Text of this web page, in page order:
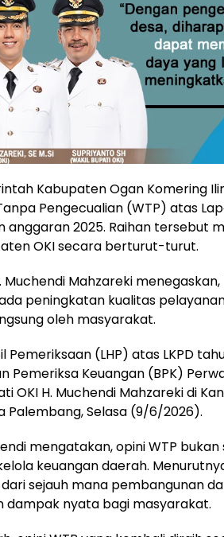
Kabupaten Ogan Komering
Pengecualian (WTP) atas
anggaran 2025. Raihan tersebut
OKI secara berturut-turut.
Muchendi Mahzareki
peningkatan kualitas
oleh masyarakat.
Pemeriksaan (LHP) atas LKPD
Pemeriksa Keuangan (BPK)
OKI H. Muchendi Mahzareki di
Palembang, Selasa (9/6/2026).
mengatakan, opini WTP
keuangan daerah.
dari sejauh mana pembangunan
dampak nyata bagi masyarakat.